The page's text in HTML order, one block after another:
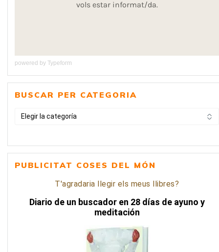
powered by Typeform
BUSCAR PER CATEGORIA
BUSCAR
PUBLICITAT COSES DEL MÓN
T'agradaria llegir els meus llibres?
Diario de un buscador en 28 días de ayuno y
meditación